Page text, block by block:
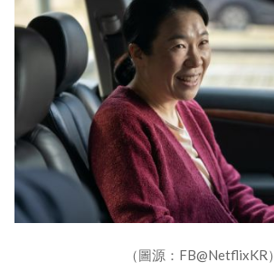
（圖源：FB@NetflixKR）